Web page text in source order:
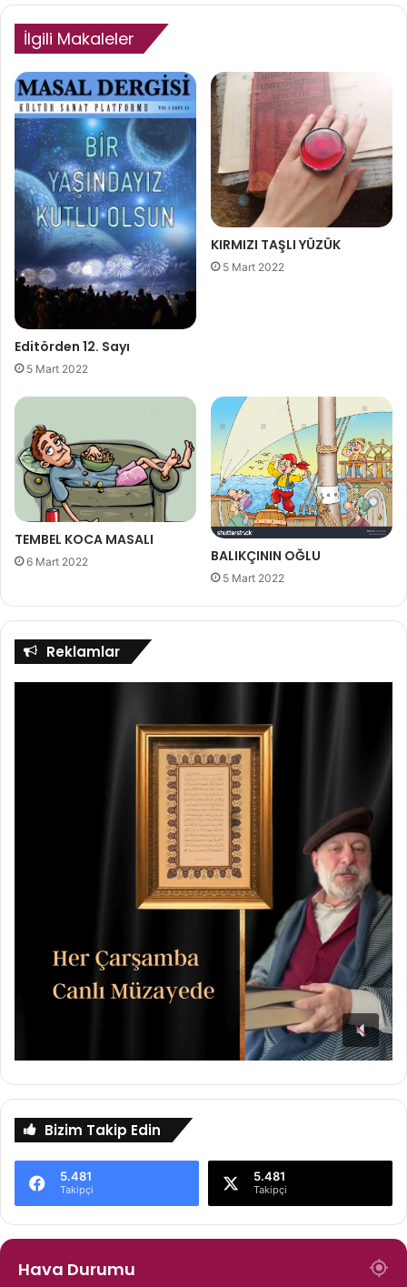
İlgili Makaleler
Editörden 12. Sayı
5 Mart 2022
KIRMIZI TAŞLI YÜZÜK
5 Mart 2022
TEMBEL KOCA MASALI
6 Mart 2022 BALIKÇININ OĞLU
5 Mart 2022
Reklamlar
Bizim Takip Edin
5.481
Takipçi
5.481
Takipçi
Hava Durumu